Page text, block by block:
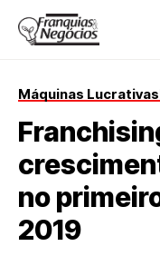
Máquinas Lucrativas
no
2019